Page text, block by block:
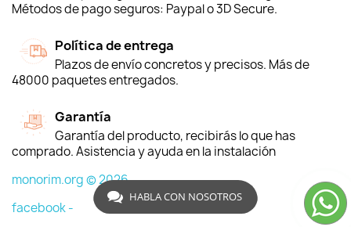
Métodos de pago seguros: Paypal o 3D Secure.
Política de entrega
Plazos de envío concretos y precisos. Más de
48000 paquetes entregados.
Garantía
Garantía del producto, recibirás lo que has
comprado. Asistencia y ayuda en la instalación
monorim.org © 2026
facebook -
HABLA CON NOSOTROS